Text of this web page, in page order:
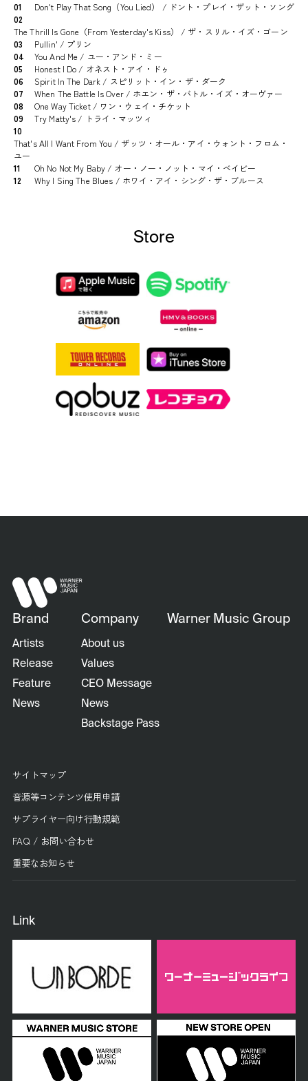
01
Don't Play That Song（You Lied） / ドント・プレイ・ザット・ソング
02
The Thrill Is Gone（From Yesterday's Kiss） / ザ・スリル・イズ・ゴーン
03
Pullin' / プリン
04
You And Me / ユー・アンド・ミー
05
Honest I Do / オネスト・アイ・ドゥ
06
Spirit In The Dark / スピリット・イン・ザ・ダーク
07
When The Battle Is Over / ホエン・ザ・バトル・イズ・オーヴァー
08
One Way Ticket / ワン・ウェイ・チケット
09
Try Matty's / トライ・マッツィ
10
That's All I Want From You / ザッツ・オール・アイ・ウォント・フロム・
ユー
11
Oh No Not My Baby / オー・ノー・ノット・マイ・ベイビー
12
Why I Sing The Blues / ホワイ・アイ・シング・ザ・ブルース
Store
Brand
Artists
Release
Feature
News
Company
About us
Values
CEO Message
News
Backstage Pass
Warner Music Group
サイトマップ
音源等コンテンツ使用申請
サプライヤー向け行動規範
FAQ / お問い合わせ
重要なお知らせ
Link